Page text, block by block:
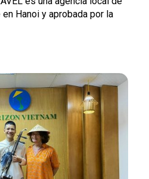
Hanoi y aprobada por la